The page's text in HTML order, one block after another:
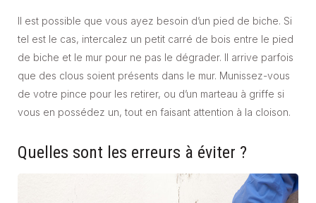
Il est possible que vous ayez besoin d’un pied de biche. Si
tel est le cas, intercalez un petit carré de bois entre le pied
de biche et le mur pour ne pas le dégrader. Il arrive parfois
que des clous soient présents dans le mur. Munissez-vous
de votre pince pour les retirer, ou d’un marteau à griffe si
vous en possédez un, tout en faisant attention à la cloison.
Quelles sont les erreurs à éviter ?